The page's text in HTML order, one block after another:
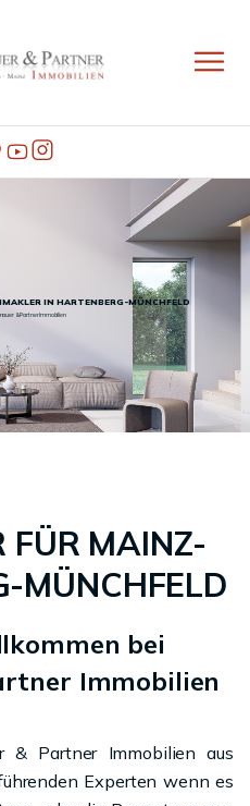
IN HARTENBERG-MÜNCHFELD
& Partner Immobilien
FÜR MAINZ-
MÜNCHFELD
bei
Immobilien
& Partner Immobilien aus
Experten wenn es